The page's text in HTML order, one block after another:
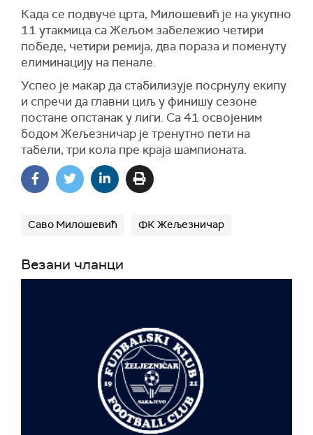
Када се подвуче црта, Милошевић је на укупно
11 утакмица са Жељом забележио четири
победе, четири ремија, два пораза и поменуту
елиминацију на пенале.
Успео је макар да стабилизује посрнулу екипу
и спречи да главни циљ у финишу сезоне
постане опстанак у лиги. Са 41 освојеним
бодом Жељезничар је тренутно пети на
табели, три кола пре краја шампионата.
Саво Милошевић ФК Жељезничар
Везани чланци